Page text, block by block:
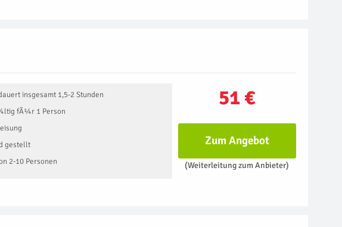
51 €
insgesamt 1,5-2 Stunden
fÃ¼r 1 Person
gestellt
2-10 Personen
Zum Angebot
(Weiterleitung zum Anbieter)